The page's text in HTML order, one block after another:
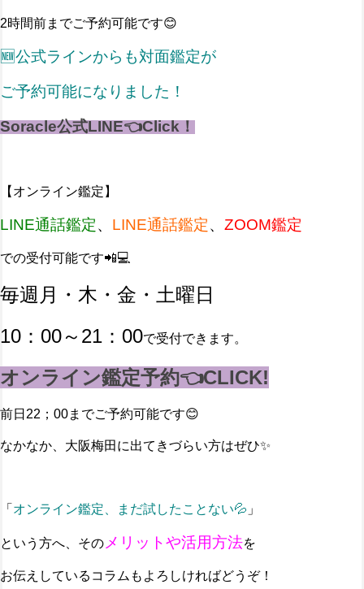
2時間前までご予約可能です😊
🆕公式ラインからも対面鑑定が
ご予約可能になりました！
Soracle公式LINE👈Click！
【オンライン鑑定】
LINE通話鑑定、 LINE通話鑑定、 ZOOM鑑定
での受付可能です📲💻
毎週月・木・金・土曜日
10：00～21：00で受付できます。
オンライン鑑定予約👈CLICK!
前日22；00までご予約可能です😊
なかなか、大阪梅田に出てきづらい方はぜひ✨
「 オンライン鑑定、まだ試したことない💦 」
という方へ、そのメリットや活用方法を
お伝えしているコラムもよろしければどうぞ！